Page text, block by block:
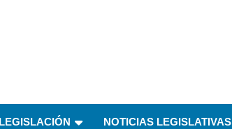
LEGISLACIÓN NOTICIAS LEGISLATIVAS